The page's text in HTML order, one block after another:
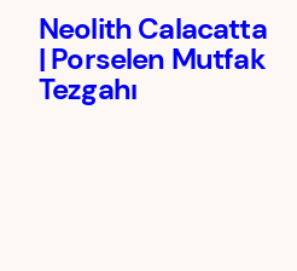
Neolith Calacatta
| Porselen Mutfak
Tezgahı